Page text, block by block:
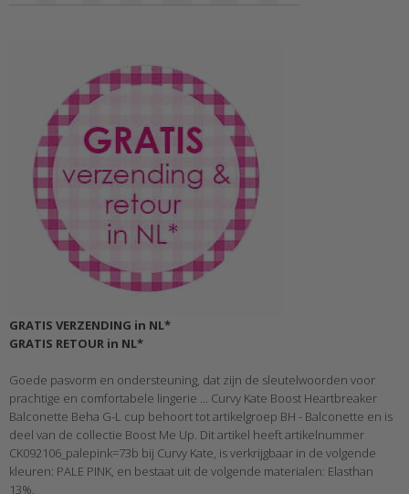
GRATIS VERZENDING in NL*
GRATIS RETOUR in NL*
Goede pasvorm en ondersteuning, dat zijn de sleutelwoorden voor
prachtige en comfortabele lingerie ... Curvy Kate Boost Heartbreaker
Balconette Beha G-L cup behoort tot artikelgroep BH - Balconette en is
deel van de collectie Boost Me Up. Dit artikel heeft artikelnummer
CK092106_palepink=73b bij Curvy Kate, is verkrijgbaar in de volgende
kleuren: PALE PINK, en bestaat uit de volgende materialen: Elasthan
13%.